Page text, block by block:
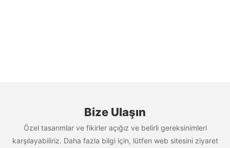
Bize Ulaşın
Özel tasarımlar ve fikirler açığız ve belirli gereksinimleri
karşılayabiliriz. Daha fazla bilgi için, lütfen web sitesini ziyaret